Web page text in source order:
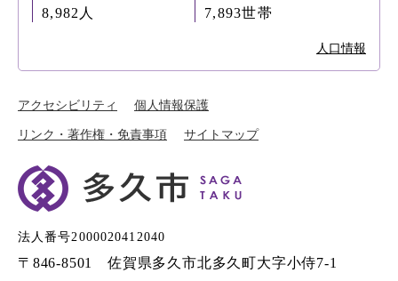
8,982人 7,893世帯
人口情報
アクセシビリティ 個人情報保護
リンク・著作権・免責事項 サイトマップ
法人番号2000020412040
〒846-8501 佐賀県多久市北多久町大字小侍7-1